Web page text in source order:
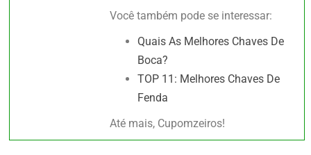
Você também pode se interessar:
Quais As Melhores Chaves De
Boca?
TOP 11: Melhores Chaves De
Fenda
Até mais, Cupomzeiros!